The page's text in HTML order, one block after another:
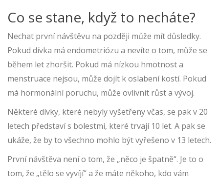
Co se stane, když to necháte?
Nechat první návštěvu na později může mít důsledky.
Pokud dívka má endometriózu a nevíte o tom, může se
během let zhoršit. Pokud má nízkou hmotnost a
menstruace nejsou, může dojít k oslabení kostí. Pokud
má hormonální poruchu, může ovlivnit růst a vývoj.
Některé dívky, které nebyly vyšetřeny včas, se pak v 20
letech představí s bolestmi, které trvají 10 let. A pak se
ukáže, že by to všechno mohlo být vyřešeno v 13 letech.
První návštěva není o tom, že „něco je špatně“. Je to o
tom, že „tělo se vyvíjí“ a že máte někoho, kdo vám